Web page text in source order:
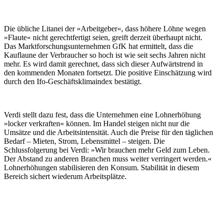
Die übliche Litanei der »Arbeitgeber«, dass höhere Löhne wegen
»Flaute« nicht gerechtfertigt seien, greift derzeit überhaupt nicht.
Das Marktforschungsunternehmen GfK hat ermittelt, dass die
Kauflaune der Verbraucher so hoch ist wie seit sechs Jahren nicht
mehr. Es wird damit gerechnet, dass sich dieser Aufwärtstrend in
den kommenden Monaten fortsetzt. Die positive Einschätzung wird
durch den Ifo-Geschäftsklimaindex bestätigt.
Verdi stellt dazu fest, dass die Unternehmen eine Lohnerhöhung
»locker verkraften« können. Im Handel steigen nicht nur die
Umsätze und die Arbeitsintensität. Auch die Preise für den täglichen
Bedarf – Mieten, Strom, Lebensmittel – steigen. Die
Schlussfolgerung bei Verdi: »Wir brauchen mehr Geld zum Leben.
Der Abstand zu anderen Branchen muss weiter verringert werden.«
Lohnerhöhungen stabilisieren den Konsum. Stabilität in diesem
Bereich sichert wiederum Arbeitsplätze.